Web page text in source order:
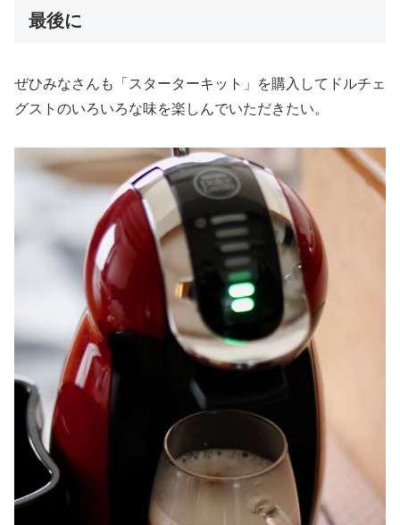
最後に
ぜひみなさんも「スターターキット」を購入してドルチェ
グストのいろいろな味を楽しんでいただきたい。